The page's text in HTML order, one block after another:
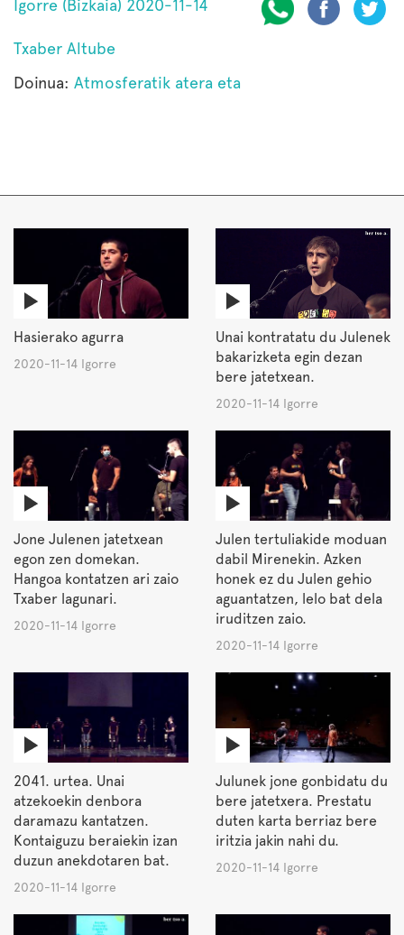
Igorre (Bizkaia) 2020-11-14
Txaber Altube
Doinua: Atmosferatik atera eta
Hasierako agurra
2020-11-14 Igorre
Unai kontratatu du Julenek
bakarizketa egin dezan
bere jatetxean.
2020-11-14 Igorre
Jone Julenen jatetxean
egon zen domekan.
Hangoa kontatzen ari zaio
Txaber lagunari.
2020-11-14 Igorre
Julen tertuliakide moduan
dabil Mirenekin. Azken
honek ez du Julen gehio
aguantatzen, lelo bat dela
iruditzen zaio.
2020-11-14 Igorre
2041. urtea. Unai
atzekoekin denbora
daramazu kantatzen.
Kontaiguzu beraiekin izan
duzun anekdotaren bat.
2020-11-14 Igorre
Julunek jone gonbidatu du
bere jatetxera. Prestatu
duten karta berriaz bere
iritzia jakin nahi du.
2020-11-14 Igorre